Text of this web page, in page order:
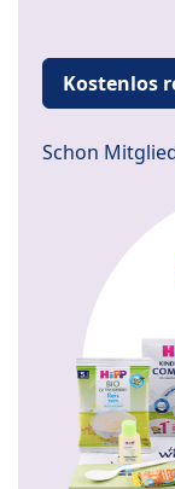
Kostenlos
Schon